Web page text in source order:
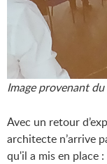
Image provenant
Avec un retour
architecte n’arrive
qu'il a mis en place :